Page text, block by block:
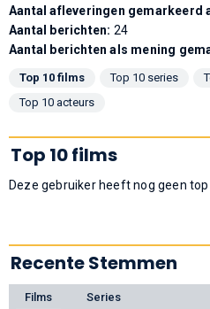
Aantal afleveringen gemarkeerd
Aantal berichten: 24
Aantal berichten als mening
Top 10 films Top 10 series
Top 10 acteurs
Top 10 films
Deze gebruiker heeft nog geen top
Recente Stemmen
Films Series